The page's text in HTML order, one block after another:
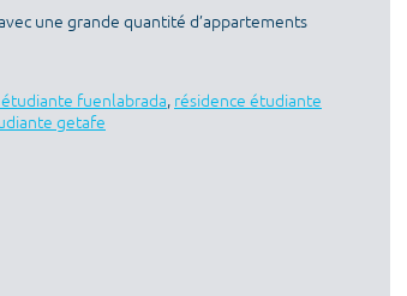
une grande quantité d’appartements
fuenlabrada, résidence étudiante
getafe